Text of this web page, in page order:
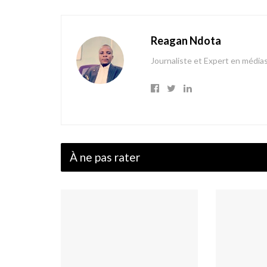
Reagan Ndota
Journaliste et Expert en
À ne pas rater